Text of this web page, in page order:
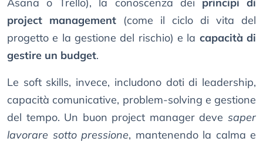
Asana o Trello), la conoscenza dei principi di
project management (come il ciclo di vita del
progetto e la gestione del rischio) e la capacità di
gestire un budget.
Le soft skills, invece, includono doti di leadership,
capacità comunicative, problem-solving e gestione
del tempo. Un buon project manager deve saper
lavorare sotto pressione, mantenendo la calma e